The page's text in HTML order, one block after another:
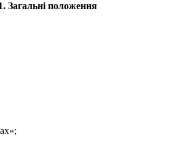
Загальні положення